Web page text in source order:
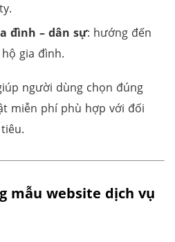
đình – dân sự: hướng đến
gia đình.
người dùng chọn đúng
miễn phí phù hợp với đối
mẫu website dịch vụ